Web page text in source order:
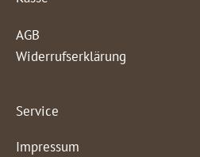
AGB
Widerrufserklärung
Service
Impressum